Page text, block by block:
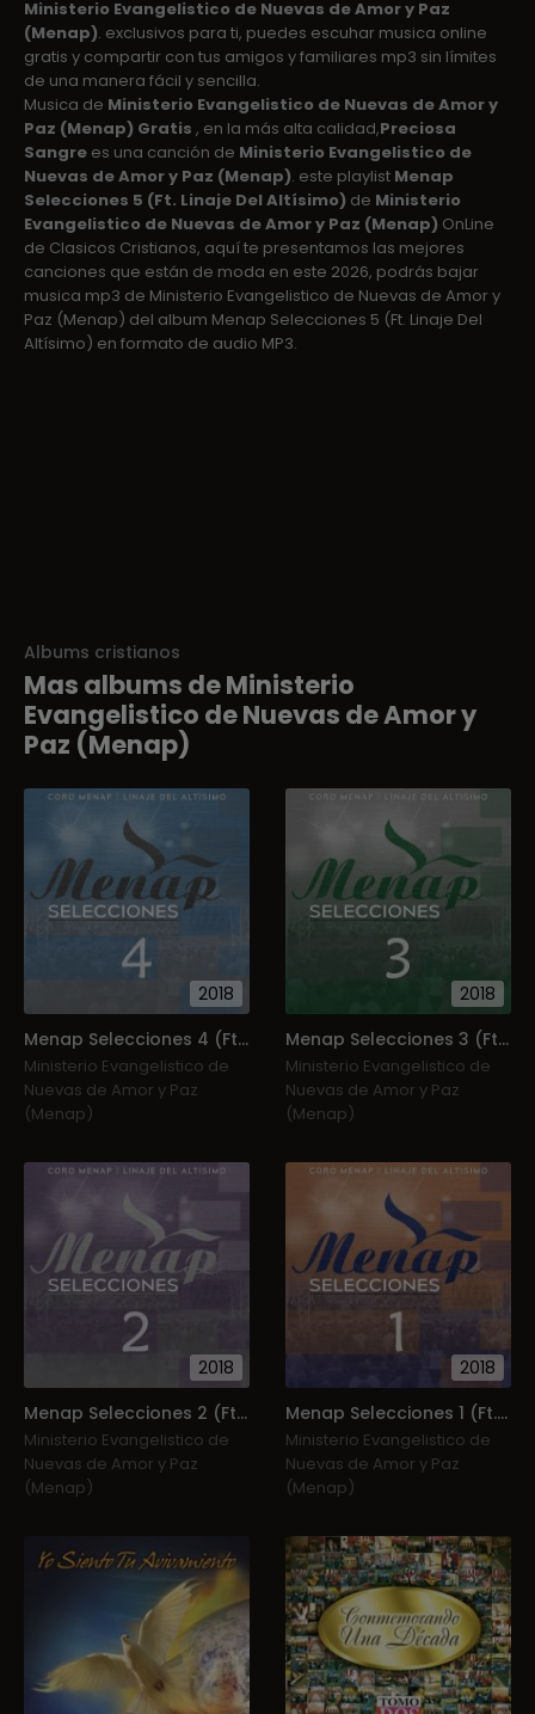
Ministerio Evangelistico de Nuevas de Amor y Paz
(Menap). exclusivos para ti, puedes escuhar musica online
gratis y compartir con tus amigos y familiares mp3 sin límites
de una manera fácil y sencilla.
Musica de Ministerio Evangelistico de Nuevas de Amor y
Paz (Menap) Gratis , en la más alta calidad,Preciosa
Sangre es una canción de Ministerio Evangelistico de
Nuevas de Amor y Paz (Menap). este playlist Menap
Selecciones 5 (Ft. Linaje Del Altísimo) de Ministerio
Evangelistico de Nuevas de Amor y Paz (Menap) OnLine
de Clasicos Cristianos, aquí te presentamos las mejores
canciones que están de moda en este 2026, podrás bajar
musica mp3 de Ministerio Evangelistico de Nuevas de Amor y
Paz (Menap) del album Menap Selecciones 5 (Ft. Linaje Del
Altísimo) en formato de audio MP3.
Albums cristianos
Mas albums de Ministerio
Evangelistico de Nuevas de Amor y
Paz (Menap)
2018
Menap Selecciones 4 (Ft. Linaje Del Altísimo)
Ministerio Evangelistico de
Nuevas de Amor y Paz
(Menap)
2018
Menap Selecciones 3 (Ft. Linaje Del Altísimo)
Ministerio Evangelistico de
Nuevas de Amor y Paz
(Menap)
2018
Menap Selecciones 2 (Ft. Linaje Del Altísimo)
Ministerio Evangelistico de
Nuevas de Amor y Paz
(Menap)
2018
Menap Selecciones 1 (Ft. Linaje Del Altísimo)
Ministerio Evangelistico de
Nuevas de Amor y Paz
(Menap)